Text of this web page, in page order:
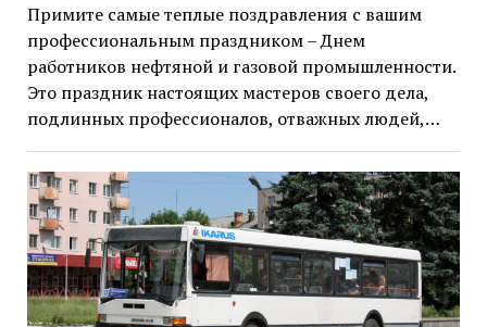
Примите самые теплые поздравления с вашим
профессиональным праздником – Днем
работников нефтяной и газовой промышленности.
Это праздник настоящих мастеров своего дела,
подлинных профессионалов, отважных людей,…